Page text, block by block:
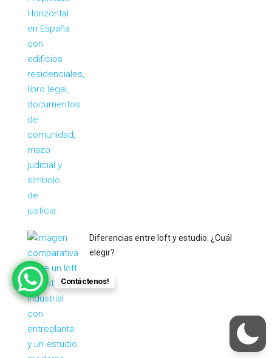
Diferencias entre loft y estudio: ¿Cuál
elegir?
Contáctenos!